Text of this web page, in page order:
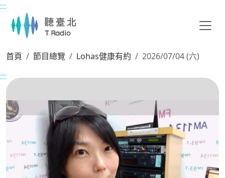
主要內容區塊
:::
首頁 節目總覽 Lohas健康有約
2026/07/04 (六)
:::